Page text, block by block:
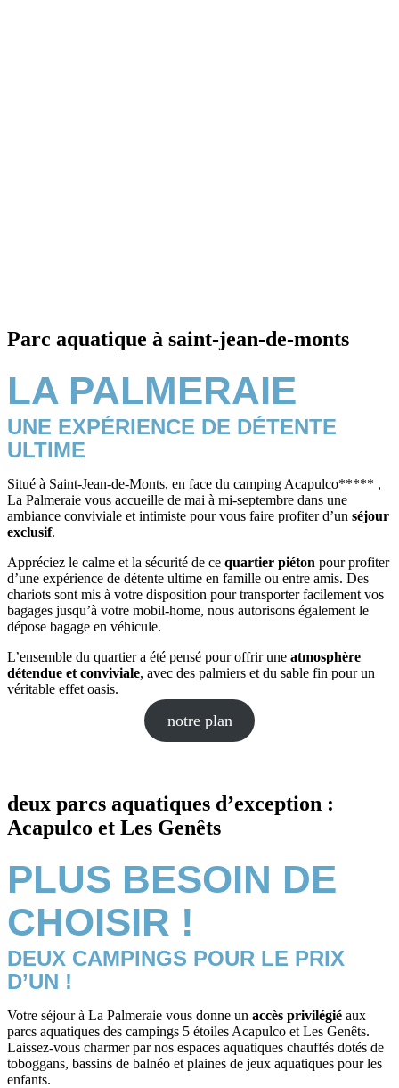
Parc aquatique à saint-jean-de-monts
LA PALMERAIE
UNE EXPÉRIENCE DE DÉTENTE
ULTIME
Situé à Saint-Jean-de-Monts, en face du camping Acapulco***** ,
La Palmeraie vous accueille de mai à mi-septembre dans une
ambiance conviviale et intimiste pour vous faire profiter d’un séjour
exclusif.
Appréciez le calme et la sécurité de ce quartier piéton pour profiter
d’une expérience de détente ultime en famille ou entre amis. Des
chariots sont mis à votre disposition pour transporter facilement vos
bagages jusqu’à votre mobil-home, nous autorisons également le
dépose bagage en véhicule.
L’ensemble du quartier a été pensé pour offrir une atmosphère
détendue et conviviale, avec des palmiers et du sable fin pour un
véritable effet oasis.
notre plan
deux parcs aquatiques d’exception :
Acapulco et Les Genêts
PLUS BESOIN DE
CHOISIR !
DEUX CAMPINGS POUR LE PRIX
D’UN !
Votre séjour à La Palmeraie vous donne un accès privilégié aux
parcs aquatiques des campings 5 étoiles Acapulco et Les Genêts.
Laissez-vous charmer par nos espaces aquatiques chauffés dotés de
toboggans, bassins de balnéo et plaines de jeux aquatiques pour les
enfants.